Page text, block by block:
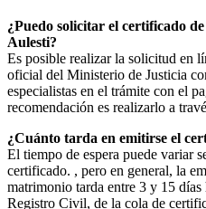
¿Puedo solicitar el certificado
Aulesti?
Es posible realizar la solicitud en
oficial del Ministerio de Justicia
especialistas en el trámite con el
recomendación es realizarlo a
¿Cuánto tarda en emitirse el
El tiempo de espera puede variar
certificado. , pero en general, la
matrimonio tarda entre 3 y 15 días
Registro Civil, de la cola de